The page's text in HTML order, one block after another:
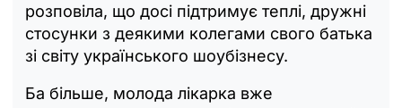
розповіла, що досі підтримує теплі, дружні
стосунки з деякими колегами свого батька
зі світу українського шоубізнесу.
Ба більше, молода лікарка вже